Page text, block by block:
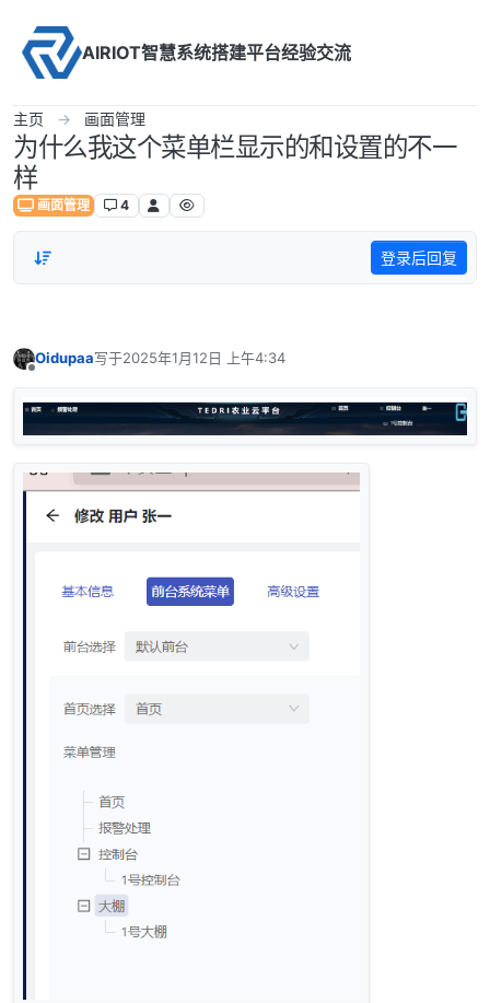
AIRIOT智慧系统搭建平台经验交流
主页 画面管理
为什么我这个菜单栏显示的和设置的不一
样
画面管理 4
登录后回复
Oidupaa写于2025年1月12日 上午4:34
最后由 编辑